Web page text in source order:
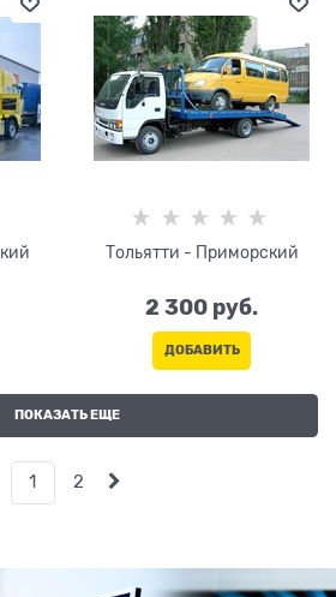
Тольятти - Приморский
2 300 руб.
ДОБАВИТЬ
ПОКАЗАТЬ ЕЩЕ
1 2